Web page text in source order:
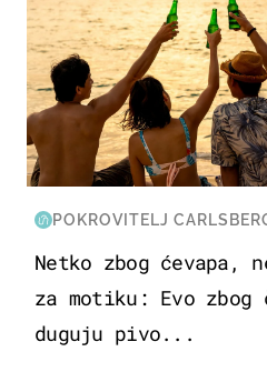
POKROVITELJ
Netko zbog ćevapa,
za motiku: Evo zbog
duguju pivo...